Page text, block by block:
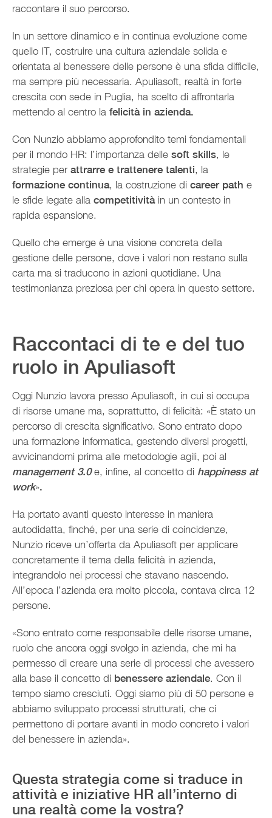
raccontare il suo percorso.
In un settore dinamico e in continua evoluzione come
quello IT, costruire una cultura aziendale solida e
orientata al benessere delle persone è una sfida difficile,
ma sempre più necessaria. Apuliasoft, realtà in forte
crescita con sede in Puglia, ha scelto di affrontarla
mettendo al centro la felicità in azienda.
Con Nunzio abbiamo approfondito temi fondamentali
per il mondo HR: l’importanza delle soft skills, le
strategie per attrarre e trattenere talenti, la
formazione continua, la costruzione di career path e
le sfide legate alla competitività in un contesto in
rapida espansione.
Quello che emerge è una visione concreta della
gestione delle persone, dove i valori non restano sulla
carta ma si traducono in azioni quotidiane. Una
testimonianza preziosa per chi opera in questo settore.
Raccontaci di te e del tuo
ruolo in Apuliasoft
Oggi Nunzio lavora presso Apuliasoft, in cui si occupa
di risorse umane ma, soprattutto, di felicità: «È stato un
percorso di crescita significativo. Sono entrato dopo
una formazione informatica, gestendo diversi progetti,
avvicinandomi prima alle metodologie agili, poi al
management 3.0e, infine, al concetto di happiness at
work».
Ha portato avanti questo interesse in maniera
autodidatta, finché, per una serie di coincidenze,
Nunzio riceve un’offerta da Apuliasoft per applicare
concretamente il tema della felicità in azienda,
integrandolo nei processi che stavano nascendo.
All’epoca l’azienda era molto piccola, contava circa 12
persone.
«Sono entrato come responsabile delle risorse umane,
ruolo che ancora oggi svolgo in azienda, che mi ha
permesso di creare una serie di processi che avessero
alla base il concetto di benessere aziendale. Con il
tempo siamo cresciuti. Oggi siamo più di 50 persone e
abbiamo sviluppato processi strutturati, che ci
permettono di portare avanti in modo concreto i valori
del benessere in azienda».
Questa strategia come si traduce in
attività e iniziative HR all’interno di
una realtà come la vostra?